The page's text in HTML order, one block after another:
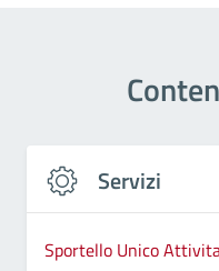
Servizi
Sportello Unico